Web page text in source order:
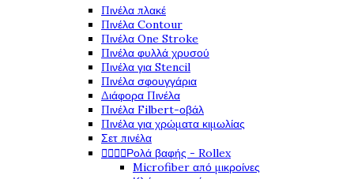
Πινέλα πλακέ
Πινέλα Contour
Πινέλα One Stroke
Πινέλα φυλλά χρυσού
Πινέλα για Stencil
Πινέλα σφουγγάρια
Διάφορα Πινέλα
Πινέλα Filbert-οβάλ
Πινέλα για χρώματα κιμωλίας
Σετ πινέλα
Ρολά βαφής - Rollex
Microfiber από μικροίνες